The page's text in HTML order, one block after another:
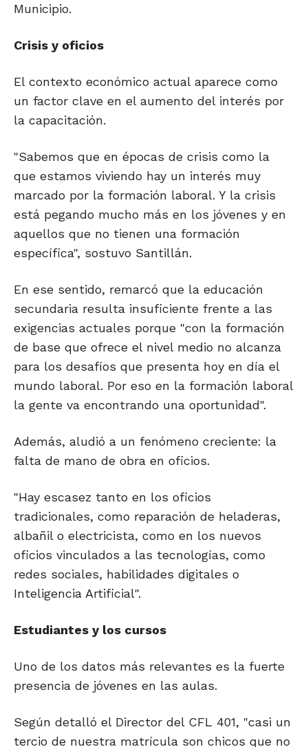
Municipio.
Crisis y oficios
El contexto económico actual aparece como
un factor clave en el aumento del interés por
la capacitación.
"Sabemos que en épocas de crisis como la
que estamos viviendo hay un interés muy
marcado por la formación laboral. Y la crisis
está pegando mucho más en los jóvenes y en
aquellos que no tienen una formación
específica", sostuvo Santillán.
En ese sentido, remarcó que la educación
secundaria resulta insuficiente frente a las
exigencias actuales porque "con la formación
de base que ofrece el nivel medio no alcanza
para los desafíos que presenta hoy en día el
mundo laboral. Por eso en la formación laboral
la gente va encontrando una oportunidad".
Además, aludió a un fenómeno creciente: la
falta de mano de obra en oficios.
"Hay escasez tanto en los oficios
tradicionales, como reparación de heladeras,
albañil o electricista, como en los nuevos
oficios vinculados a las tecnologías, como
redes sociales, habilidades digitales o
Inteligencia Artificial".
Estudiantes y los cursos
Uno de los datos más relevantes es la fuerte
presencia de jóvenes en las aulas.
Según detalló el Director del CFL 401, "casi un
tercio de nuestra matrícula son chicos que no